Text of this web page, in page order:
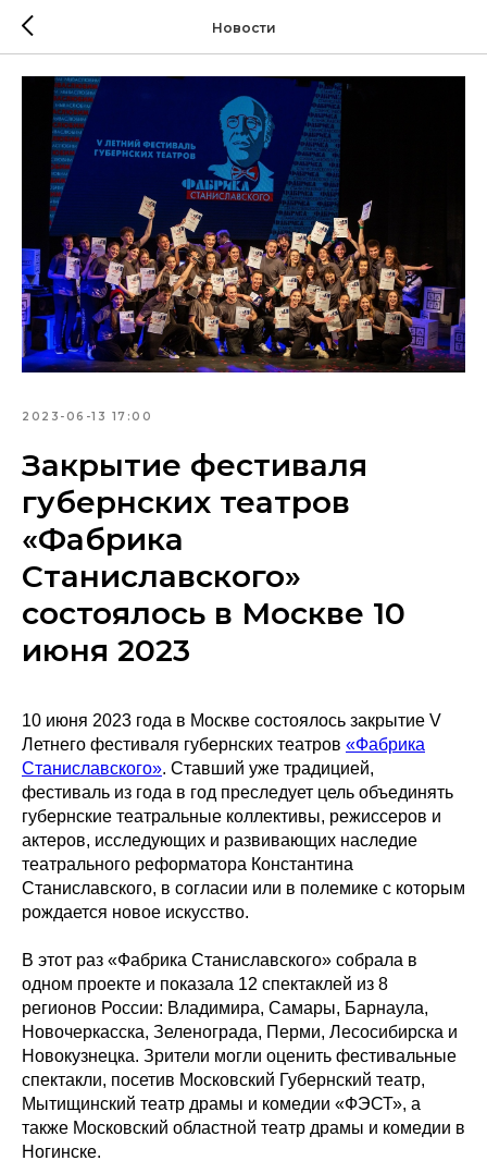
Новости
2023-06-13 17:00
Закрытие фестиваля
губернских театров
«Фабрика
Станиславского»
состоялось в Москве 10
июня 2023
10 июня 2023 года в Москве состоялось закрытие V
Летнего фестиваля губернских театров «Фабрика
Станиславского». Ставший уже традицией,
фестиваль из года в год преследует цель объединять
губернские театральные коллективы, режиссеров и
актеров, исследующих и развивающих наследие
театрального реформатора Константина
Станиславского, в согласии или в полемике с которым
рождается новое искусство.
В этот раз «Фабрика Станиславского» собрала в
одном проекте и показала 12 спектаклей из 8
регионов России: Владимира, Самары, Барнаула,
Новочеркасска, Зеленограда, Перми, Лесосибирска и
Новокузнецка. Зрители могли оценить фестивальные
спектакли, посетив Московский Губернский театр,
Мытищинский театр драмы и комедии «ФЭСТ», а
также Московский областной театр драмы и комедии в
Ногинске.